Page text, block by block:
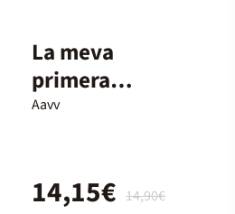
La meva
primera
biblioteca
Aavv
14,90€
14,15€